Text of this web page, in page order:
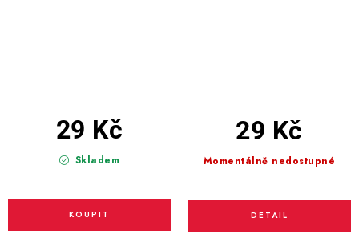
Skladem
29 Kč
Momentálně nedostupné
29 Kč